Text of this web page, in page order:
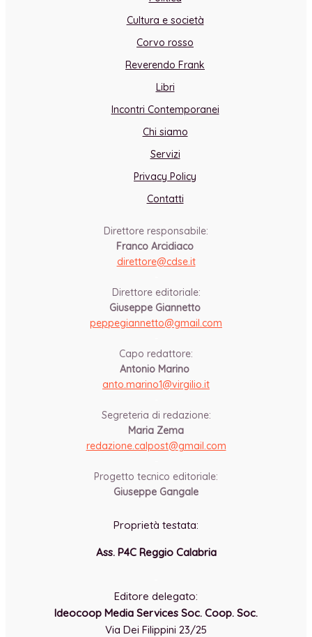
Cultura e società
Corvo rosso
Reverendo Frank
Libri
Incontri Contemporanei
Chi siamo
Servizi
Privacy Policy
Contatti
Direttore responsabile:
Franco Arcidiaco
direttore@cdse.it
Direttore editoriale:
Giuseppe Giannetto
peppegiannetto@gmail.com
Capo redattore:
Antonio Marino
anto.marino1@virgilio.it
Segreteria di redazione:
Maria Zema
redazione.calpost@gmail.com
Progetto tecnico editoriale:
Giuseppe Gangale
Proprietà testata:
Ass. P4C Reggio Calabria
Editore delegato:
Ideocoop Media Services Soc. Coop. Soc.
Via Dei Filippini 23/25